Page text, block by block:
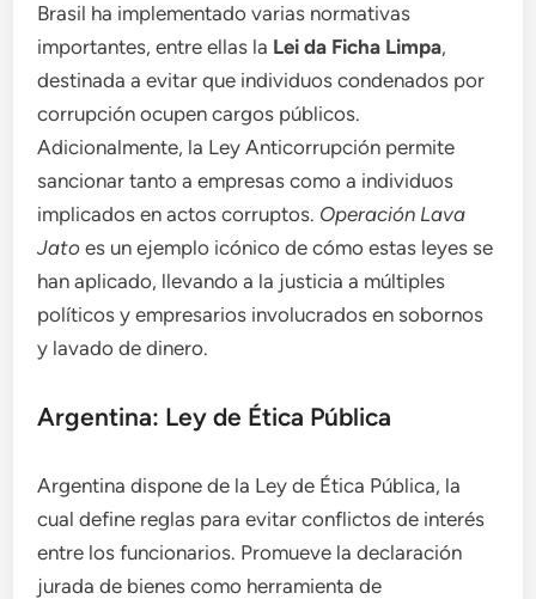
Brasil ha implementado varias normativas
importantes, entre ellas la Lei da Ficha Limpa,
destinada a evitar que individuos condenados por
corrupción ocupen cargos públicos.
Adicionalmente, la Ley Anticorrupción permite
sancionar tanto a empresas como a individuos
implicados en actos corruptos. Operación Lava
Jato es un ejemplo icónico de cómo estas leyes se
han aplicado, llevando a la justicia a múltiples
políticos y empresarios involucrados en sobornos
y lavado de dinero.
Argentina: Ley de Ética Pública
Argentina dispone de la Ley de Ética Pública, la
cual define reglas para evitar conflictos de interés
entre los funcionarios. Promueve la declaración
jurada de bienes como herramienta de